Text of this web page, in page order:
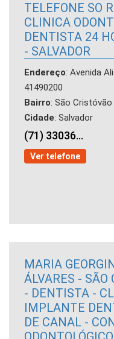
TELEFONE SO
CLINICA
DENTISTA 24
- SALVADOR
Endereço: Avenida
41490200
Bairro: São Cristóvão
Cidade: Salvador
(71) 33036...
Ver telefone
MARIA
ÁLVARES - SÃO
- DENTISTA -
IMPLANTE
DE CANAL -